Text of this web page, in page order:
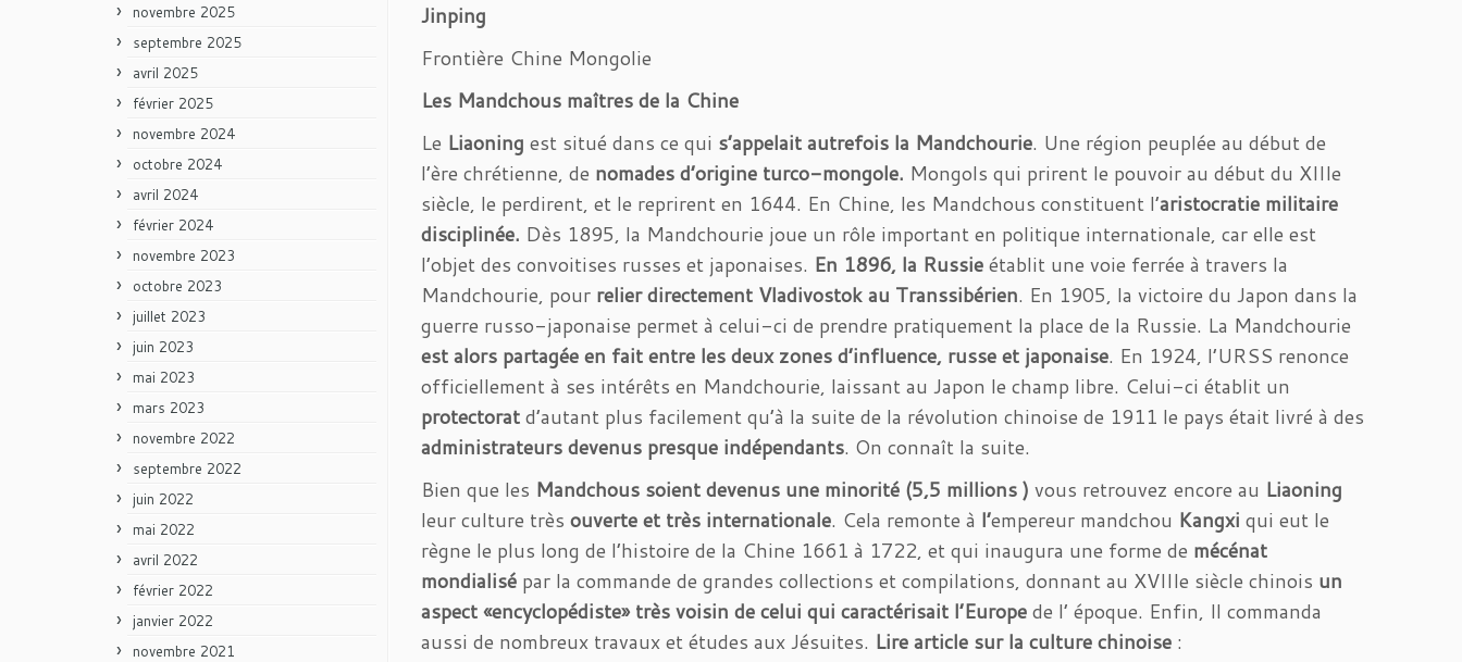
novembre 2025
septembre 2025
avril 2025
février 2025
novembre 2024
octobre 2024
avril 2024
février 2024
novembre 2023
octobre 2023
juillet 2023
juin 2023
mai 2023
mars 2023
novembre 2022
septembre 2022
juin 2022
mai 2022
avril 2022
février 2022
janvier 2022
novembre 2021
Jinping
Frontière Chine Mongolie
Les Mandchous maîtres de la Chine
Le Liaoning est situé dans ce qui s’appelait autrefois la Mandchourie. Une région peuplée au début de
l’ère chrétienne, de nomades d’origine turco-mongole. Mongols qui prirent le pouvoir au début du XIIIe
siècle, le perdirent, et le reprirent en 1644. En Chine, les Mandchous constituent l’aristocratie militaire
disciplinée. Dès 1895, la Mandchourie joue un rôle important en politique internationale, car elle est
l’objet des convoitises russes et japonaises. En 1896, la Russieétablit une voie ferrée à travers la
Mandchourie, pour relier directement Vladivostok au Transsibérien. En 1905, la victoire du Japon dans la
guerre russo-japonaise permet à celui-ci de prendre pratiquement la place de la Russie. La Mandchourie
est alors partagée en fait entre les deux zones d’influence, russe et japonaise. En 1924, l’URSS renonce
officiellement à ses intérêts en Mandchourie, laissant au Japon le champ libre. Celui-ci établit un
protectoratd’autant plus facilement qu’à la suite de la révolution chinoise de 1911 le pays était livré à des
administrateurs devenus presque indépendants. On connaît la suite.
Bien que les Mandchous soient devenus une minorité (5,5 millions ) vous retrouvez encore au Liaoning
leur culture très ouverte et très internationale. Cela remonte à l’empereur mandchou Kangxi qui eut le
règne le plus long de l’histoire de la Chine 1661 à 1722, et qui inaugura une forme de mécénat
mondialisé par la commande de grandes collections et compilations, donnant au XVIIIe siècle chinois un
aspect «encyclopédiste» très voisin de celui qui caractérisait l’Europede l’ époque. Enfin, Il commanda
aussi de nombreux travaux et études aux Jésuites. Lire article sur la culture chinoise :